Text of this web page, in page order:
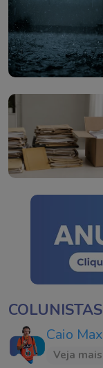
COLUNISTAS
Caio
Veja mais